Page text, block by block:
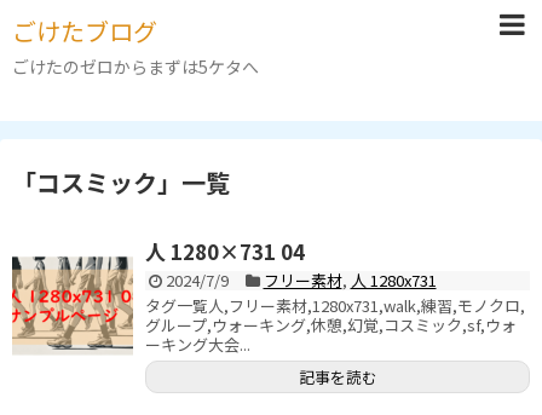
ごけたブログ
ごけたのゼロからまずは5ケタへ
「コスミック」 一覧
人 1280×731 04
2024/7/9 フリー素材, 人 1280x731
タグ一覧人,フリー素材,1280x731,walk,練習,モノクロ,
グループ,ウォーキング,休憩,幻覚,コスミック,sf,ウォ
ーキング大会...
記事を読む